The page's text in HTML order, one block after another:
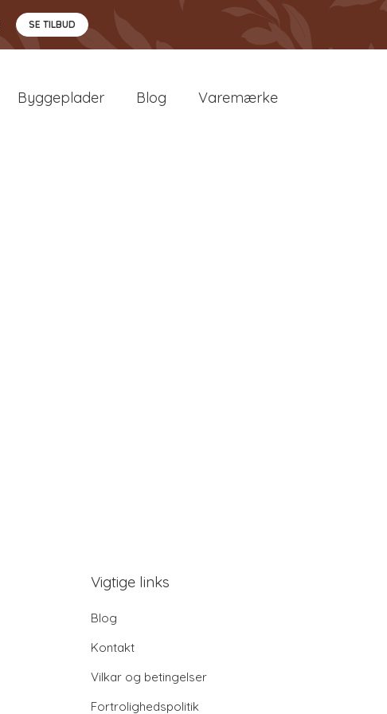
SE TILBUD
Byggeplader Blog Varemærke
Vigtige links
Blog
Kontakt
Vilkar og betingelser
Fortrolighedspolitik